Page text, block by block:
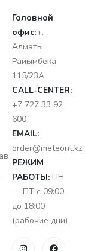
Головной
офис: г.
Алматы,
Райымбека
115/23A
CALL-CENTER:
+7 727 33 92
600
EMAIL:
order@meteorit.kz
РЕЖИМ
РАБОТЫ: ПН
— ПТ с 09:00
до 18:00
(рабочие дни)